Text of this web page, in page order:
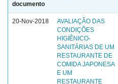
documento
20-Nov-2018
AVALIAÇÃO DAS
CONDIÇÕES
HIGIÊNICO-
SANITÁRIAS DE UM
RESTAURANTE DE
COMIDA JAPONESA
E UM
RESTAURANTE